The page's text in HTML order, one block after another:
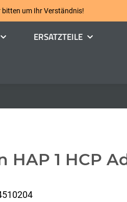
um Ihr Verständnis!
ERSATZTEILE
HAP 1 HCP